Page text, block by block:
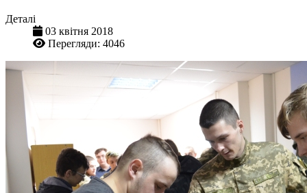
Деталі
03 квітня 2018
Перегляди: 4046